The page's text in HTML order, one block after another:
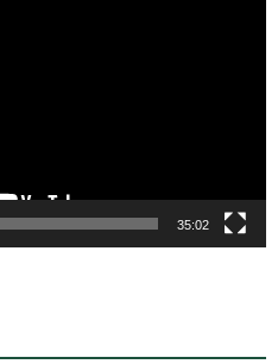
35:02